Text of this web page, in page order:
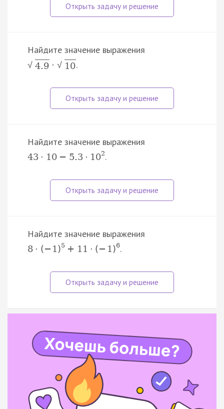
Найдите значение выражения
√ 4.9 · √ 10.
Найдите значение выражения
43 · 10 − 5.3 · 102.
Найдите значение выражения
8 · (−1 )5 + 11 · (− 1 )6.